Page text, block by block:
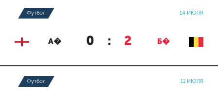
Футбол 14 ИЮЛЯ
А� 0 : 2 Б�
Футбол 11 ИЮЛЯ